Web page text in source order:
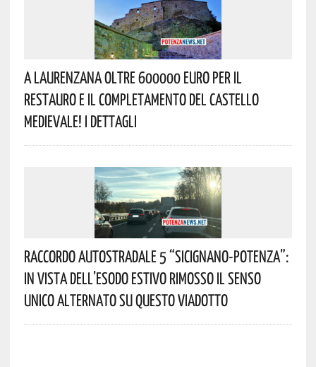
A Laurenzana Oltre 600000 Euro Per Il
Restauro E Il Completamento Del Castello
Medievale! I Dettagli
Raccordo Autostradale 5 “Sicignano-Potenza”:
In Vista Dell’esodo Estivo Rimosso Il Senso
Unico Alternato Su Questo Viadotto